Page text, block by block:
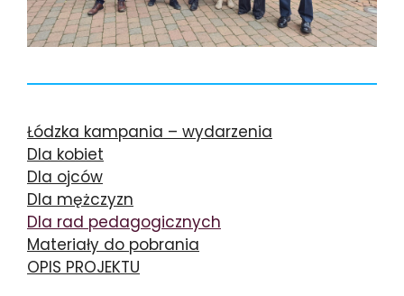
Łódzka kampania – wydarzenia
Dla kobiet
Dla ojców
Dla mężczyzn
Dla rad pedagogicznych
Materiały do pobrania
OPIS PROJEKTU